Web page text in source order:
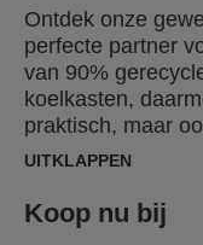
Ontdek onze
perfecte partner
van 90%
koelkasten,
praktisch, maar
trots
betrouwbaarheid.
prachtige kust
UITKLAPPEN
Koop nu bij